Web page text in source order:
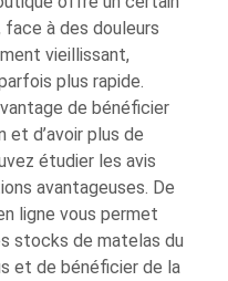
face à des douleurs
vieillissant,
plus rapide.
de bénéficier
et d’avoir plus de
étudier les avis
avantageuses. De
ligne vous permet
stocks de matelas du
et de bénéficier de la